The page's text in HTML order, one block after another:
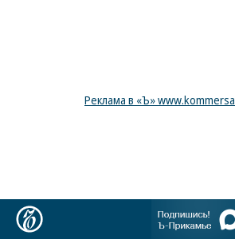
Реклама в «Ъ»